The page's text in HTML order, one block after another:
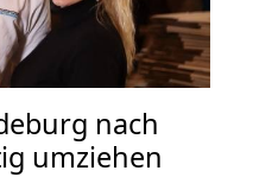
nach
umziehen